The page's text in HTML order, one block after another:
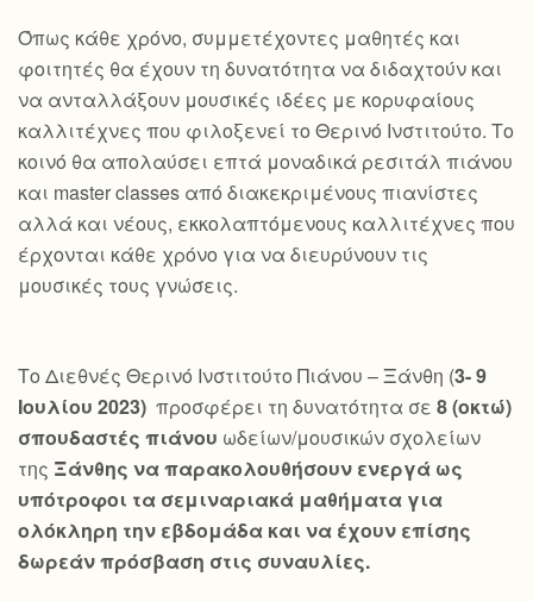
Όπως κάθε χρόνο, συμμετέχοντες μαθητές και
φοιτητές θα έχουν τη δυνατότητα να διδαχτούν και
να ανταλλάξουν μουσικές ιδέες με κορυφαίους
καλλιτέχνες που φιλοξενεί το Θερινό Ινστιτούτο. Το
κοινό θα απολαύσει επτά μοναδικά ρεσιτάλ πιάνου
και master classes από διακεκριμένους πιανίστες
αλλά και νέους, εκκολαπτόμενους καλλιτέχνες που
έρχονται κάθε χρόνο για να διευρύνουν τις
μουσικές τους γνώσεις.
Το Διεθνές Θερινό Ινστιτούτο Πιάνου – Ξάνθη (3- 9
Ιουλίου 2023) προσφέρει τη δυνατότητα σε 8 (οκτώ)
σπουδαστές πιάνου ωδείων/μουσικών σχολείων
της Ξάνθης να παρακολουθήσουν ενεργά ως
υπότροφοι τα σεμιναριακά μαθήματα για
ολόκληρη την εβδομάδα και να έχουν επίσης
δωρεάν πρόσβαση στις συναυλίες.